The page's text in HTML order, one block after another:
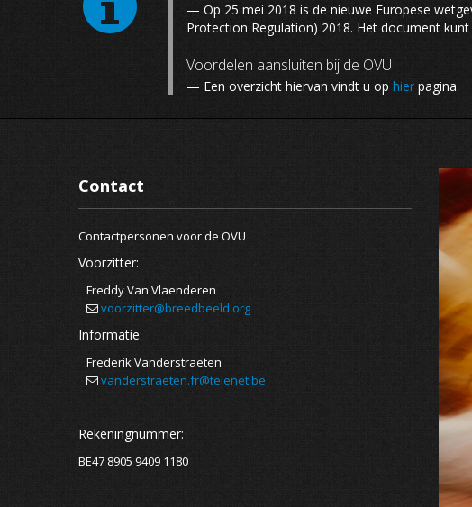
— Op 25 mei 2018 is de nieuwe Europese
Protection Regulation) 2018. Het document kunt
Voordelen aansluiten bij de OVU
— Een overzicht hiervan vindt u op hier pagina.
Contact
Contactpersonen voor de OVU
Voorzitter:
Freddy Van Vlaenderen
voorzitter@breedbeeld.org
Informatie:
Frederik Vanderstraeten
vanderstraeten.fr@telenet.be
Rekeningnummer:
BE47 8905 9409 1180